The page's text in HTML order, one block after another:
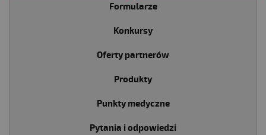
Formularze
Konkursy
Oferty partnerów
Produkty
Punkty medyczne
Pytania i odpowiedzi